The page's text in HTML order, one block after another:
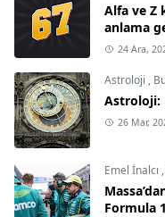
Alfa ve Z
anlama
24 Ara,
Astroloji ,
Astroloji:
26 Mar,
Emel İnalcı ,
Formula